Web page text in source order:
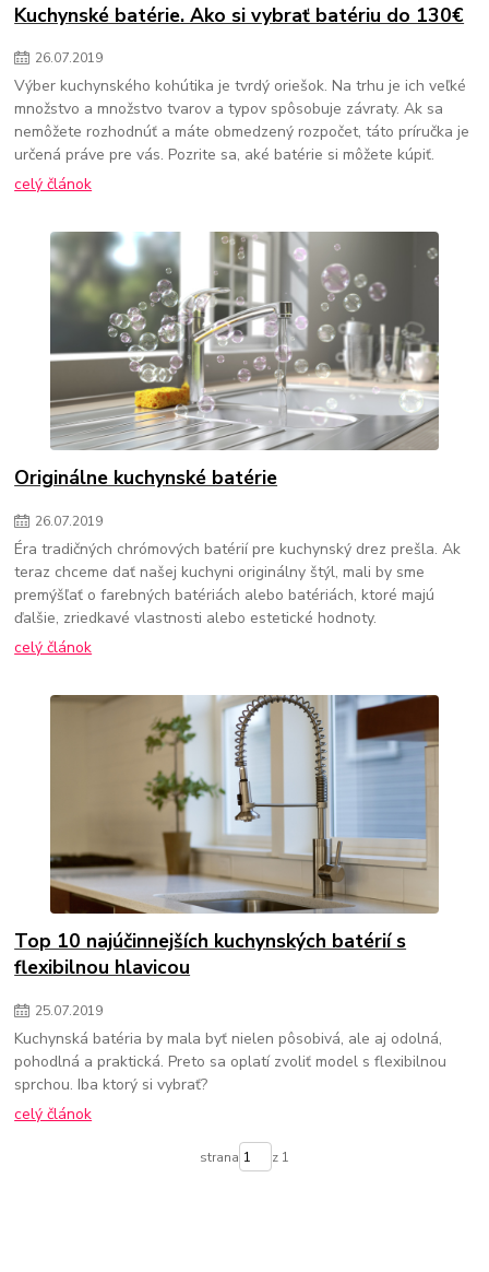
Kuchynské batérie. Ako si vybrať batériu do 130€
26.07.2019
Výber kuchynského kohútika je tvrdý oriešok. Na trhu je ich veľké
množstvo a množstvo tvarov a typov spôsobuje závraty. Ak sa
nemôžete rozhodnúť a máte obmedzený rozpočet, táto príručka je
určená práve pre vás. Pozrite sa, aké batérie si môžete kúpiť.
celý článok
Originálne kuchynské batérie
26.07.2019
Éra tradičných chrómových batérií pre kuchynský drez prešla. Ak
teraz chceme dať našej kuchyni originálny štýl, mali by sme
premýšľať o farebných batériách alebo batériách, ktoré majú
ďalšie, zriedkavé vlastnosti alebo estetické hodnoty.
celý článok
Top 10 najúčinnejších kuchynských batérií s
flexibilnou hlavicou
25.07.2019
Kuchynská batéria by mala byť nielen pôsobivá, ale aj odolná,
pohodlná a praktická. Preto sa oplatí zvoliť model s flexibilnou
sprchou. Iba ktorý si vybrať?
celý článok
strana z 1